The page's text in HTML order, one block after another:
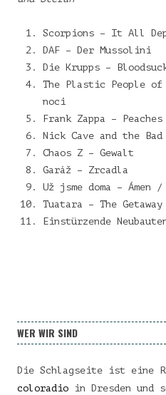
Scorpions – It All
DAF – Der Mussolini
Die Krupps –
The Plastic People of
noci
Frank Zappa –
Nick Cave and the
Chaos Z – Gewalt
Garáž – Zrcadla
Už jsme doma – Ámen
Tuatara – The Getaway
Einstürzende
WER WIR SIND
Die Schlagseite ist eine
coloradio in Dresden und